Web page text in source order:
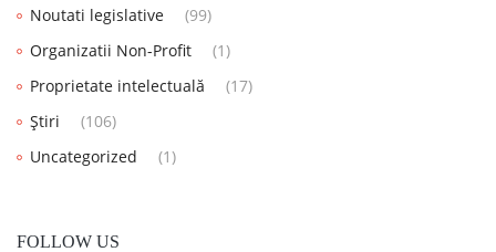
Noutati legislative
(99)
Organizatii Non-Profit
(1)
Proprietate intelectuală
(17)
Știri
(106)
Uncategorized
(1)
FOLLOW US